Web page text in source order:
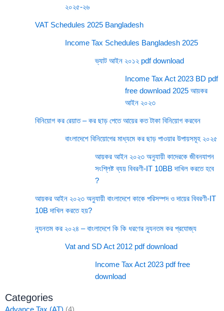
২০২৫-২৬
VAT Schedules 2025 Bangladesh
Income Tax Schedules Bangladesh 2025
ভ্যাট আইন ২০১২ pdf download
Income Tax Act 2023 BD pdf
free download 2025 আয়কর
আইন ২০২৩
বিনিয়োগ কর রেয়াত – কর ছাড় পেতে আয়ের কত টাকা বিনিয়োগ করবেন
বাংলাদেশে বিনিয়োগের মাধ্যমে কর ছাড় পাওয়ার উপায়সমূহ ২০২৫
আয়কর আইন ২০২৩ অনুযায়ী কাদেরকে জীবনযাপন
সংশ্লিষ্ট ব্যয় বিবরণী-IT 10BB দাখিল করতে হবে
?
আয়কর আইন ২০২৩ অনুযায়ী বাংলাদেশে কাকে পরিসম্পদ ও দায়ের বিবরণী-IT
10B দাখিল করতে হয়?
ন্যূনতম কর ২০২৪ – বাংলাদেশে কি কি ধরণের ন্যূনতম কর প্রযোজ্য
Vat and SD Act 2012 pdf download
Income Tax Act 2023 pdf free
download
Categories